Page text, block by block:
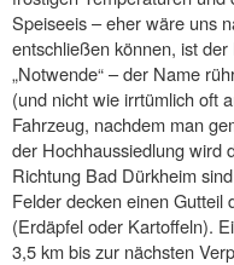
Speiseeis – eher wäre uns
entschließen können, ist
„Notwende“ – der Name
(und nicht wie irrtümlich oft
Fahrzeug, nachdem man
der Hochhaussiedlung wird
Richtung Bad Dürkheim
Felder decken einen
(Erdäpfel oder Kartoffeln).
3,5 km bis zur nächsten